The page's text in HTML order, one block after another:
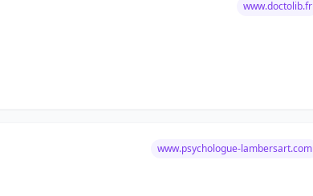
www.doctolib.fr
www.psychologue-lambersart.com